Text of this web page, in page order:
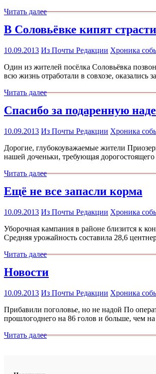
Читать далее
В Соловьёвке кипят страсти
10.09.2013 Из Почты Редакции Хроника
Один из жителей посёлка Соловьёвка
всю жизнь отработали в совхозе,
Читать далее
Спасибо за подаренную
10.09.2013 Из Почты Редакции Хроника
Дорогие, глубокоуважаемые жители
нашей доченьки, требующая
Читать далее
Ещё не все запасли корма
10.09.2013 Из Почты Редакции Хроника
Уборочная кампания в районе близится к
Средняя урожайность составила 28,6
Читать далее
Новости
10.09.2013 Из Почты Редакции Хроника
Прибавили поголовье, но не надой По
прошлогоднего на 86 голов и больше, чем
Читать далее